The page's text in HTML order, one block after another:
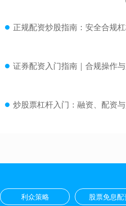
正规配资炒股指南：安全合规
证券配资入门指南｜合规操作
炒股票杠杆入门：融资、配资
利众策略 股票免息配